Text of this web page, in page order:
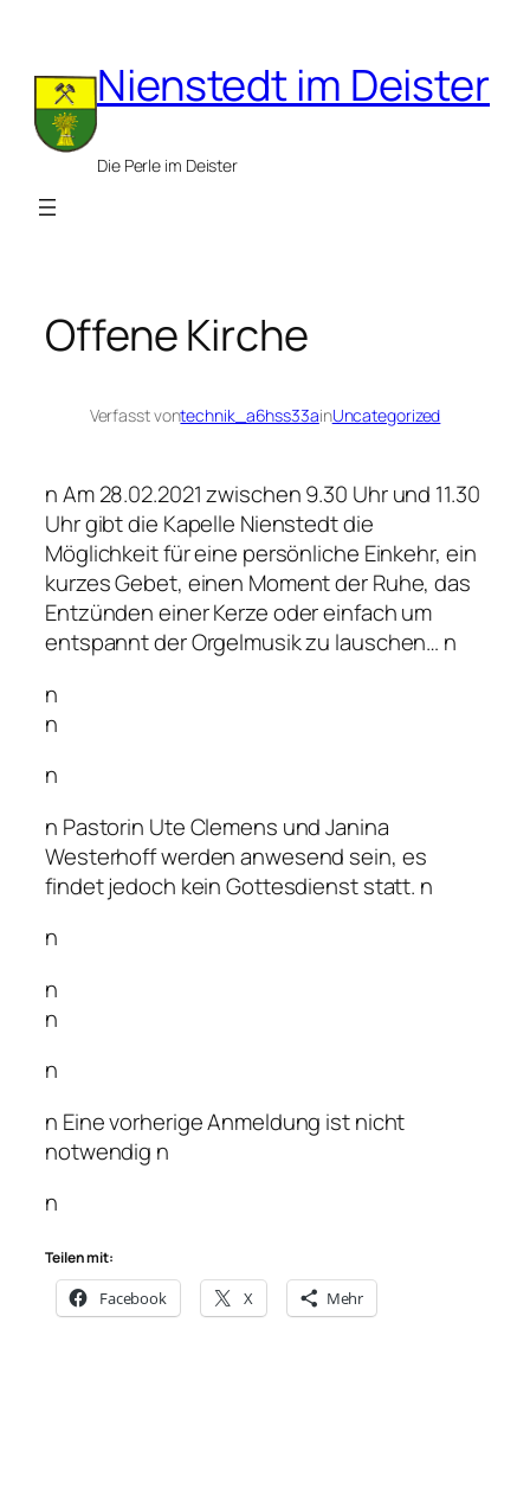
springenNienstedt im Deister
Die Perle im Deister
Offene Kirche
Verfasst vontechnik_a6hss33ainUncategorized
n Am 28.02.2021 zwischen 9.30 Uhr und 11.30
Uhr gibt die Kapelle Nienstedt die
Möglichkeit für eine persönliche Einkehr, ein
kurzes Gebet, einen Moment der Ruhe, das
Entzünden einer Kerze oder einfach um
entspannt der Orgelmusik zu lauschen… n
n
n
n
n Pastorin Ute Clemens und Janina
Westerhoff werden anwesend sein, es
findet jedoch kein Gottesdienst statt. n
n
n
n
n
n Eine vorherige Anmeldung ist nicht
notwendig n
n
Teilen mit:
Facebook X Mehr